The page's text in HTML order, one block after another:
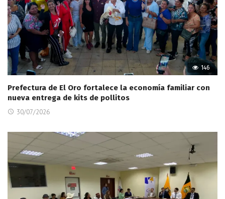
146
Prefectura de El Oro fortalece la economía familiar con
nueva entrega de kits de pollitos
30/07/2026